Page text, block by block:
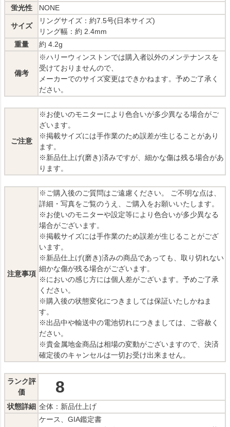
蛍光性
NONE
サイズ
リングサイズ：約7.5号(日本サイズ)
リング幅：約 2.4mm
重量
約 4.2g
備考
※ハリーウィンストンでは購入者以外のメンテナンスを
受けておりませんので、
メーカーでのサイズ変更はできかねます。予めご了承く
ださい。
ご注意
※お使いのモニターにより色合いが多少異なる場合がご
ざいます。
※掲載サイズには手作業のため誤差が生じることがあり
ます。
※新品仕上げ(磨き)済みですが、細かな傷は残る場合があ
ります。
注意事項
※ご購入後のご質問はご遠慮ください。 ご不明な点は、
詳細・写真をご覧のうえ、ご購入をお願いいたします。
※お使いのモニターや設定等により色合いが多少異なる
場合がございます。
※掲載サイズには手作業のため誤差が生じることがござ
います。
※新品仕上げ(磨き)済みの商品であっても、取り切れない
細かな傷が残る場合がございます。
※においの感じ方には個人差がございます。予めご了承
ください。
※購入後の状態変化につきましては保証いたしかねま
す。
※出品中や輸送中の電池切れにつきましては、ご容赦く
ださい。
※貴金属地金商品は相場の変動がございますので、決済
確定後のキャンセルは一切お受け出来ません。
ランク評
価
8
状態詳細 全体：新品仕上げ
ケース、GIA鑑定書